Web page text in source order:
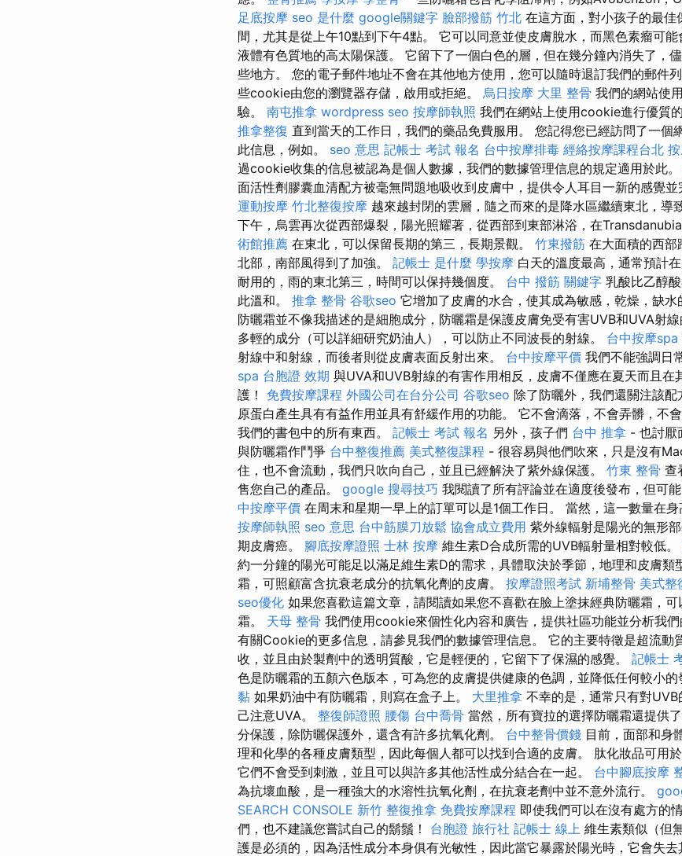
足底按摩 seo 是什麼 google關鍵字 臉部撥筋 竹北 在這方面，對小孩子的最佳
間，尤其是從上午10點到下午4點。 它可以同意並使皮膚脫水，而黑色素瘤可
液體有色質地的高太陽保護。 它留下了一個白色的層，但在幾分鐘內消失了，
些地方。 您的電子郵件地址不會在其他地方使用，您可以隨時退訂我們的郵件列
些cookie由您的瀏覽器存儲，啟用或拒絕。 烏日按摩 大里 整骨 我們的網站使
驗。 南屯推拿 wordpress seo 按摩師執照 我們在網站上使用cookie進行優質
推拿整復 直到當天的工作日，我們的藥品免費服用。 您記得您已經訪問了一個
此信息，例如。 seo 意思 記帳士 考試 報名 台中按摩排毒 經絡按摩課程台北
過cookie收集的信息被認為是個人數據，我們的數據管理信息的規定適用於此。
面活性劑膠囊血清配方被毫無問題地吸收到皮膚中，提供令人耳目一新的感覺並
運動按摩 竹北整復按摩 越來越封閉的雲層，隨之而來的是降水區繼續東北，導
下午，烏雲再次從西部爆裂，陽光照耀著，從西部到東部淋浴，在
術館推薦 在東北，可以保留長期的第三，長期景觀。 竹東撥筋 在大面積的西部
北部，南部風得到了加強。 記帳士 是什麼 學按摩 白天的溫度最高，通常預計
耐用的，雨的東北第三，時間可以保持幾個度。 台中 撥筋 關鍵字 乳酸比乙醇
此溫和。 推拿 整骨 谷歌seo 它增加了皮膚的水合，使其成為敏感，乾燥，缺
防曬霜並不像我描述的是細胞成分，防曬霜是保護皮膚免受有害UVB和UVA射線
多輕的成分（可以詳細研究奶油人），可以防止不同波長的射線。 台中按摩spa
射線中和射線，而後者則從皮膚表面反射出來。 台中按摩平價 我們不能強調日
spa 台胞證 效期 與UVA和UVB射線的有害作用相反，皮膚不僅應在夏天而且在
護！ 免費按摩課程 外國公司在台分公司 谷歌seo 除了防曬外，我們還關注該
原蛋白產生具有有益作用並具有舒緩作用的功能。 它不會滴落，不會弄髒，不
我們的書包中的所有東西。 記帳士 考試 報名 另外，孩子們 台中 推拿 - 也討厭
與防曬霜作鬥爭 台中整復推薦 美式整復課程 - 很容易與他們吹來，只是沒有
住，也不會流動，我們只吹向自己，並且已經解決了紫外線保護。 竹東 整骨 查
售您自己的產品。 google 搜尋技巧 我閱讀了所有評論並在適度後發布，但可
中按摩平價 在周末和星期一早上的訂單可以是1個工作日。 當然，這一數量在身
按摩師執照 seo 意思 台中筋膜刀放鬆 協會成立費用 紫外線輻射是陽光的無形
期皮膚癌。 腳底按摩證照 士林 按摩 維生素D合成所需的UVB輻射量相對較低。
約一分鐘的陽光可能足以滿足維生素D的需求，具體取決於季節，地理和皮膚類
霜，可照顧富含抗衰老成分的抗氧化劑的皮膚。 按摩證照考試 新埔整骨 美式整
seo優化 如果您喜歡這篇文章，請閱讀如果您不喜歡在臉上塗抹經典防曬霜，
霜。 天母 整骨 我們使用cookie來個性化內容和廣告，提供社區功能並分析我們
有關Cookie的更多信息，請參見我們的數據管理信息。 它的主要特徵是超流動
收，並且由於製劑中的透明質酸，它是輕便的，它留下了保濕的感覺。 記帳士
色是防曬霜的五顏六色版本，可為您的皮膚提供健康的色調，並降低任何較小的
黏 如果奶油中有防曬霜，則寫在盒子上。 大里推拿 不幸的是，通常只有對
己注意UVA。 整復師證照 腰傷 台中喬骨 當然，所有寶拉的選擇防曬霜還提供
分保護，除防曬保護外，還含有許多抗氧化劑。 台中整骨價錢 目前，面部和身
理和化學的各種皮膚類型，因此每個人都可以找到合適的皮膚。 肽化妝品可用
它們不會受到刺激，並且可以與許多其他活性成分結合在一起。 台中腳底按摩
為抗壞血酸，是一種強大的水溶性抗氧化劑，在抗衰老劑中並不意外流行。
SEARCH CONSOLE 新竹 整復推拿 免費按摩課程 即使我們可以在沒有處方的
們，也不建議您嘗試自己的鬍鬚！ 台胞證 旅行社 記帳士 線上 維生素類似（但
護是必須的，因為活性成分本身俱有光敏性，因此當它暴露於陽光時，它會失